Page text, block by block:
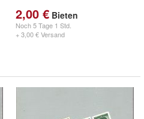
2,00 € Bieten
Noch5 Tage 1 Std.
+ 3,00 € Versand